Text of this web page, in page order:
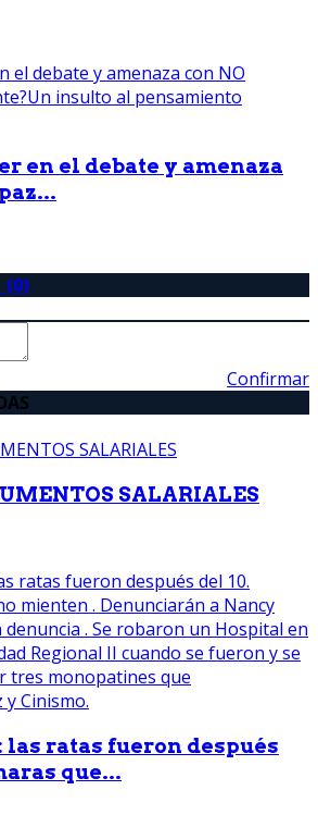
en el debate y amenaza
(0)
Confirmar
SALARIALES
las ratas fueron después
que...